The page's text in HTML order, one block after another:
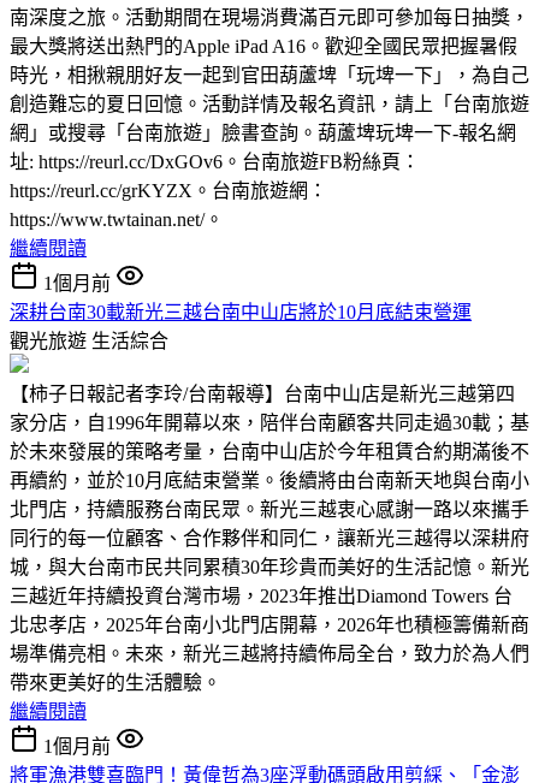
南深度之旅。活動期間在現場消費滿百元即可參加每日抽獎，
最大獎將送出熱門的Apple iPad A16。歡迎全國民眾把握暑假
時光，相揪親朋好友一起到官田葫蘆埤「玩埤一下」，為自己
創造難忘的夏日回憶。活動詳情及報名資訊，請上「台南旅遊
網」或搜尋「台南旅遊」臉書查詢。葫蘆埤玩埤一下-報名網
址: https://reurl.cc/DxGOv6。台南旅遊FB粉絲頁：
https://reurl.cc/grKYZX。台南旅遊網：
https://www.twtainan.net/。
繼續閱讀
1個月前
深耕台南30載新光三越台南中山店將於10月底結束營運
觀光旅遊 生活綜合
【柿子日報記者李玲/台南報導】台南中山店是新光三越第四
家分店，自1996年開幕以來，陪伴台南顧客共同走過30載；基
於未來發展的策略考量，台南中山店於今年租賃合約期滿後不
再續約，並於10月底結束營業。後續將由台南新天地與台南小
北門店，持續服務台南民眾。新光三越衷心感謝一路以來攜手
同行的每一位顧客、合作夥伴和同仁，讓新光三越得以深耕府
城，與大台南市民共同累積30年珍貴而美好的生活記憶。新光
三越近年持續投資台灣市場，2023年推出Diamond Towers 台
北忠孝店，2025年台南小北門店開幕，2026年也積極籌備新商
場準備亮相。未來，新光三越將持續佈局全台，致力於為人們
帶來更美好的生活體驗。
繼續閱讀
1個月前
將軍漁港雙喜臨門！黃偉哲為3座浮動碼頭啟用剪綵、「金澎